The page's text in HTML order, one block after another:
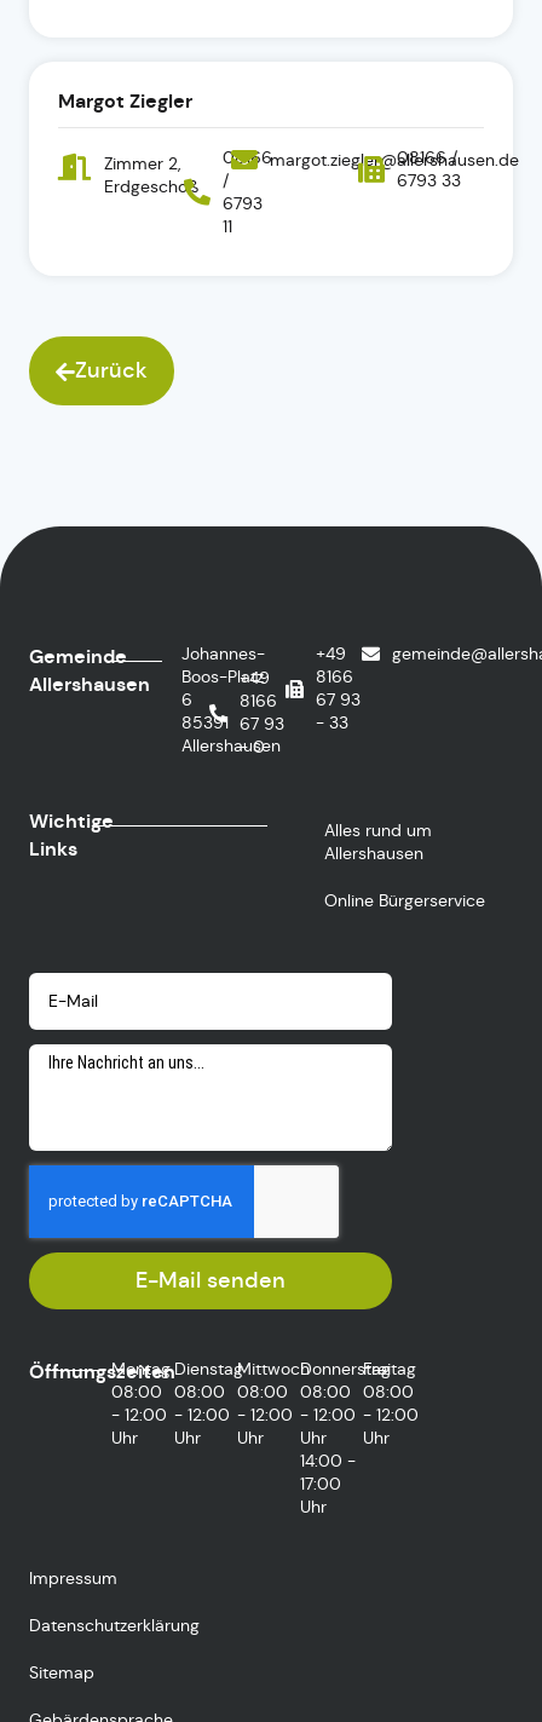
Margot Ziegler
Zimmer 2,
Erdgeschoß
08166
/
6793
11
margot.ziegler@allershausen.de
08166 /
6793 33
Zurück
Gemeinde
Allershausen
Johannes-
Boos-Platz
6
85391
Allershausen
+49
8166
67 93
- 0
+49
8166
67 93
- 33
Wichtige
Links
Alles rund um
Allershausen
Online Bürgerservice
E-Mail senden
Öffnungszeiten
Montag
08:00
- 12:00
Uhr
Dienstag
08:00
- 12:00
Uhr
Mittwoch
08:00
- 12:00
Uhr
Donnerstag
08:00
- 12:00
Uhr
14:00 -
17:00
Uhr
Freitag
08:00
- 12:00
Uhr
Impressum
Datenschutzerklärung
Sitemap